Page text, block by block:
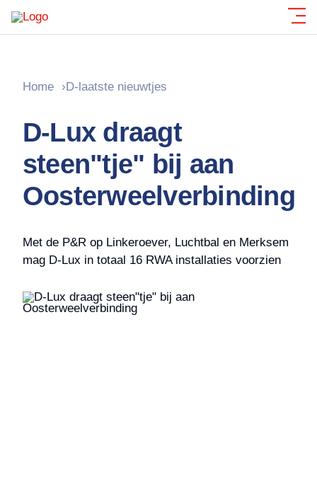
Home ›D-laatste nieuwtjes
D-Lux draagt
steen"tje" bij aan
Oosterweelverbinding
Met de P&R op Linkeroever, Luchtbal en Merksem
mag D-Lux in totaal 16 RWA installaties voorzien
Polycarbonaat
Daktoegang